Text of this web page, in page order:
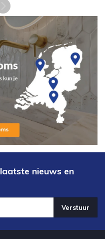
nieuws en
Verstuur